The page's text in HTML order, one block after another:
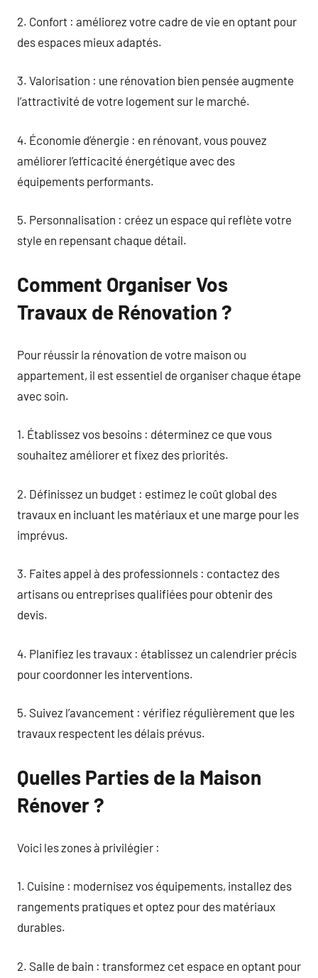
2. Confort : améliorez votre cadre de vie en optant pour
des espaces mieux adaptés.
3. Valorisation : une rénovation bien pensée augmente
l’attractivité de votre logement sur le marché.
4. Économie d’énergie : en rénovant, vous pouvez
améliorer l’efficacité énergétique avec des
équipements performants.
5. Personnalisation : créez un espace qui reflète votre
style en repensant chaque détail.
Comment Organiser Vos
Travaux de Rénovation ?
Pour réussir la rénovation de votre maison ou
appartement, il est essentiel de organiser chaque étape
avec soin.
1. Établissez vos besoins : déterminez ce que vous
souhaitez améliorer et fixez des priorités.
2. Définissez un budget : estimez le coût global des
travaux en incluant les matériaux et une marge pour les
imprévus.
3. Faites appel à des professionnels : contactez des
artisans ou entreprises qualifiées pour obtenir des
devis.
4. Planifiez les travaux : établissez un calendrier précis
pour coordonner les interventions.
5. Suivez l’avancement : vérifiez régulièrement que les
travaux respectent les délais prévus.
Quelles Parties de la Maison
Rénover ?
Voici les zones à privilégier :
1. Cuisine : modernisez vos équipements, installez des
rangements pratiques et optez pour des matériaux
durables.
2. Salle de bain : transformez cet espace en optant pour